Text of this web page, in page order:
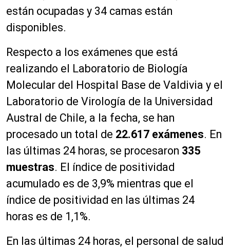
están ocupadas y 34 camas están
disponibles.
Respecto a los exámenes que está
realizando el Laboratorio de Biología
Molecular del Hospital Base de Valdivia y el
Laboratorio de Virología de la Universidad
Austral de Chile, a la fecha, se han
procesado un total de 22.617 exámenes. En
las últimas 24 horas, se procesaron 335
muestras. El índice de positividad
acumulado es de 3,9% mientras que el
índice de positividad en las últimas 24
horas es de 1,1%.
En las últimas 24 horas, el personal de salud